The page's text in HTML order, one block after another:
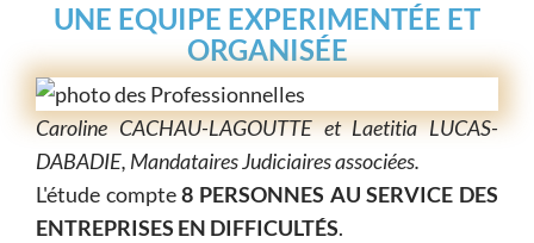
UNE EQUIPE EXPERIMENTÉE ET
ORGANISÉE
Caroline CACHAU-LAGOUTTE et Laetitia LUCAS-
DABADIE, Mandataires Judiciaires associées.
L'étude compte8 PERSONNES AU SERVICE DES
ENTREPRISES EN DIFFICULTÉS.